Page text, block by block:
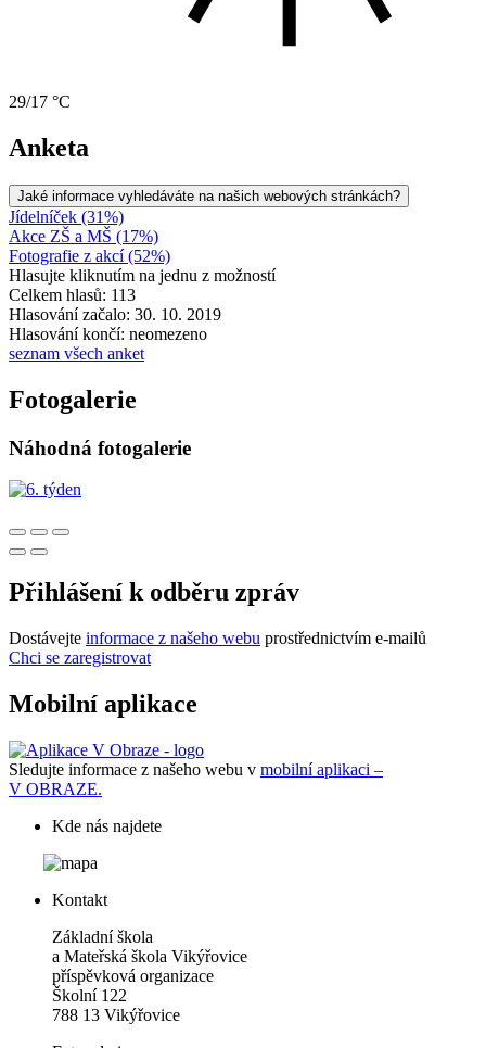
29/17 °C
Anketa
Jaké informace vyhledáváte na našich webových stránkách?
Jídelníček (31%)
Akce ZŠ a MŠ (17%)
Fotografie z akcí (52%)
Hlasujte kliknutím na jednu z možností
Celkem hlasů: 113
Hlasování začalo: 30. 10. 2019
Hlasování končí: neomezeno
seznam všech anket
Fotogalerie
Náhodná fotogalerie
Přihlášení k odběru zpráv
Dostávejte informace z našeho webu prostřednictvím e-mailů
Chci se zaregistrovat
Mobilní aplikace
Sledujte informace z našeho webu v mobilní aplikaci –
V OBRAZE.
Kde nás najdete
Kontakt
Základní škola
a Mateřská škola Vikýřovice
příspěvková organizace
Školní 122
788 13 Vikýřovice